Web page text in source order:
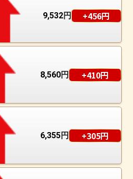
9,532円 +456円
8,560円 +410円
6,355円 +305円